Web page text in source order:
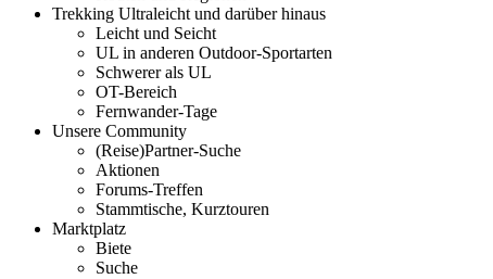
Trekking Ultraleicht und darüber hinaus
Leicht und Seicht
UL in anderen Outdoor-Sportarten
Schwerer als UL
OT-Bereich
Fernwander-Tage
Unsere Community
(Reise)Partner-Suche
Aktionen
Forums-Treffen
Stammtische, Kurztouren
Marktplatz
Biete
Suche